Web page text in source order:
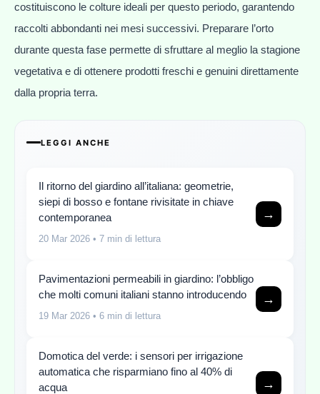
costituiscono le colture ideali per questo periodo, garantendo
raccolti abbondanti nei mesi successivi. Preparare l’orto
durante questa fase permette di sfruttare al meglio la stagione
vegetativa e di ottenere prodotti freschi e genuini direttamente
dalla propria terra.
LEGGI ANCHE
Il ritorno del giardino all’italiana: geometrie,
siepi di bosso e fontane rivisitate in chiave
contemporanea
20 Mar 2026 • 7 min di lettura
→
Pavimentazioni permeabili in giardino: l’obbligo
che molti comuni italiani stanno introducendo
19 Mar 2026 • 6 min di lettura
→
Domotica del verde: i sensori per irrigazione
automatica che risparmiano fino al 40% di
acqua
→